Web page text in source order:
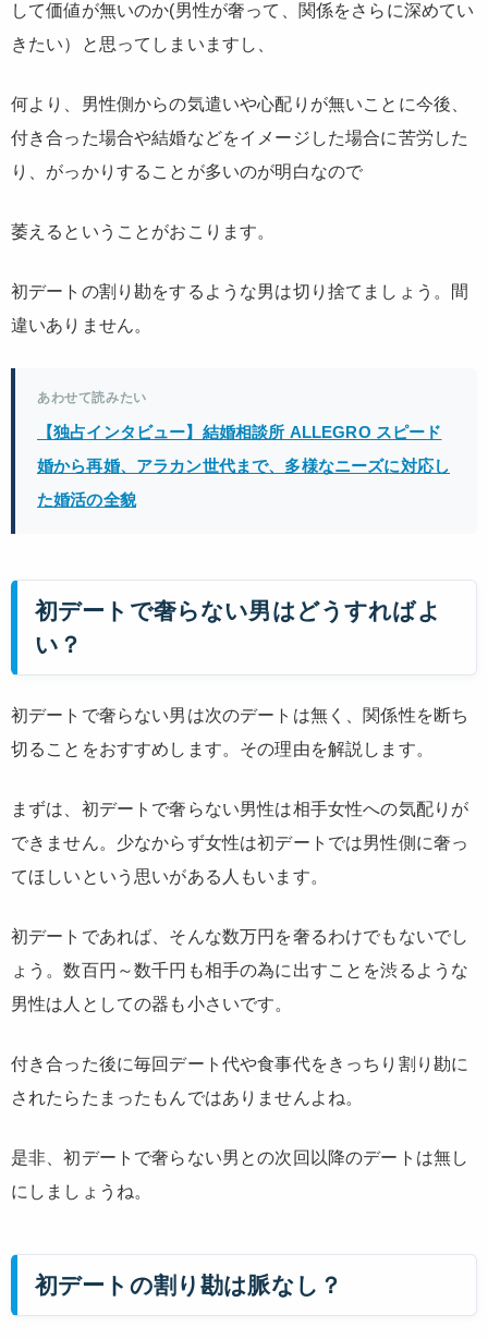
して価値が無いのか(男性が奢って、関係をさらに深めてい
きたい）と思ってしまいますし、
何より、男性側からの気遣いや心配りが無いことに今後、
付き合った場合や結婚などをイメージした場合に苦労した
り、がっかりすることが多いのが明白なので
萎えるということがおこります。
初デートの割り勘をするような男は切り捨てましょう。間
違いありません。
あわせて読みたい
【独占インタビュー】結婚相談所 ALLEGRO スピード
婚から再婚、アラカン世代まで、多様なニーズに対応し
た婚活の全貌
初デートで奢らない男はどうすればよ
い？
初デートで奢らない男は次のデートは無く、関係性を断ち
切ることをおすすめします。その理由を解説します。
まずは、初デートで奢らない男性は相手女性への気配りが
できません。少なからず女性は初デートでは男性側に奢っ
てほしいという思いがある人もいます。
初デートであれば、そんな数万円を奢るわけでもないでし
ょう。数百円～数千円も相手の為に出すことを渋るような
男性は人としての器も小さいです。
付き合った後に毎回デート代や食事代をきっちり割り勘に
されたらたまったもんではありませんよね。
是非、初デートで奢らない男との次回以降のデートは無し
にしましょうね。
初デートの割り勘は脈なし？